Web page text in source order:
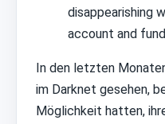
disappearishing
account and
In den letzten
im Darknet gesehen,
Möglichkeit hatten,